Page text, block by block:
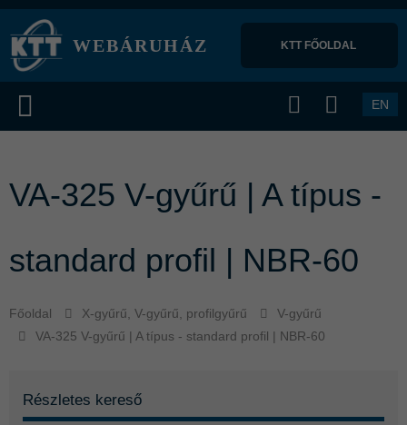
WEBÁRUHÁZ KTT FŐOLDAL
EN
VA-325 V-gyűrű | A típus -
standard profil | NBR-60
Főoldal X-gyűrű, V-gyűrű, profilgyűrű
V-gyűrű
VA-325 V-gyűrű | A típus - standard profil | NBR-60
Részletes kereső